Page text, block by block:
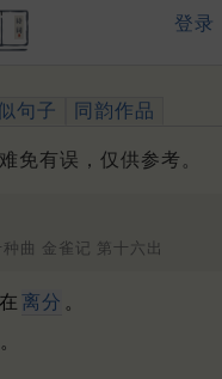
登录
句子 同韵作品
免有误，仅供参考。
曲 金雀记 第十六出
离分 。